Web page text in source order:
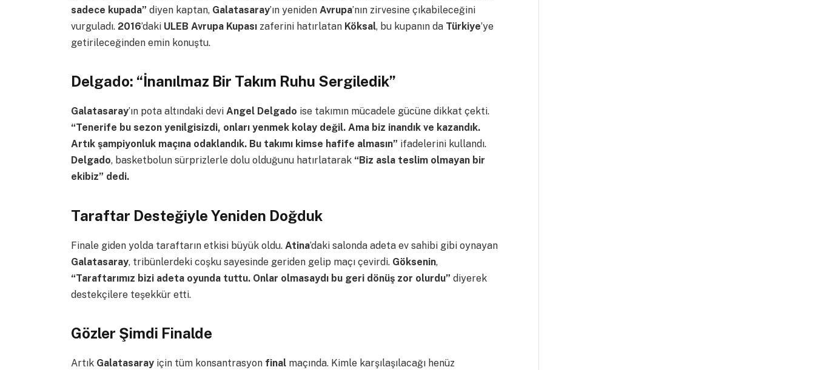
sadece kupada” diyen kaptan, Galatasaray’ın yeniden Avrupa’nın zirvesine çıkabileceğini
vurguladı. 2016’daki ULEB Avrupa Kupası zaferini hatırlatan Köksal, bu kupanın da Türkiye’ye
getirileceğinden emin konuştu.
Delgado: “İnanılmaz Bir Takım Ruhu Sergiledik”
Galatasaray’ın pota altındaki deviAngel Delgado ise takımın mücadele gücüne dikkat çekti.
“Tenerife bu sezon yenilgisizdi, onları yenmek kolay değil. Ama biz inandık ve kazandık.
Artık şampiyonluk maçına odaklandık. Bu takımı kimse hafife almasın” ifadelerini kullandı.
Delgado, basketbolun sürprizlerle dolu olduğunu hatırlatarak “Biz asla teslim olmayan bir
ekibiz” dedi.
Taraftar Desteğiyle Yeniden Doğduk
Finale giden yolda taraftarın etkisi büyük oldu. Atina’daki salonda adeta ev sahibi gibi oynayan
Galatasaray, tribünlerdeki coşku sayesinde geriden gelip maçı çevirdi. Göksenin,
“Taraftarımız bizi adeta oyunda tuttu. Onlar olmasaydı bu geri dönüş zor olurdu”diyerek
destekçilere teşekkür etti.
Gözler Şimdi Finalde
Artık Galatasaray için tüm konsantrasyon final maçında. Kimle karşılaşılacağı henüz